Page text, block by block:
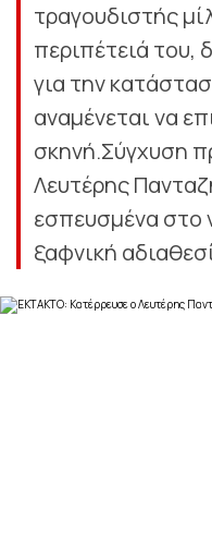
τραγουδιστής
περιπέτειά του,
για την
αναμένεται να
σκηνή.Σύγχυση
Λευτέρης
εσπευσμένα στο
ξαφνική